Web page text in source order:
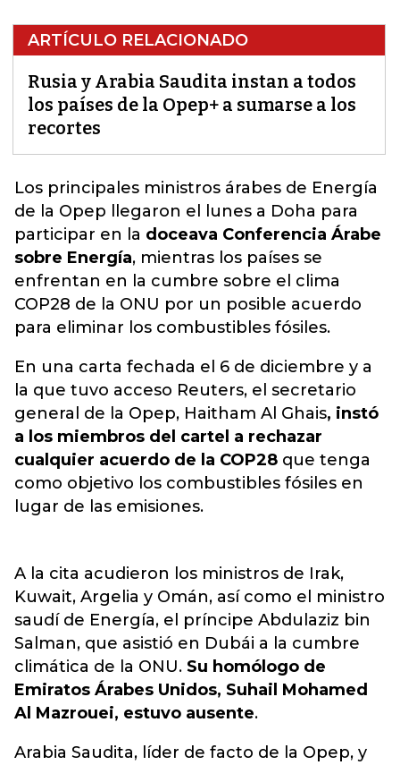
ARTÍCULO RELACIONADO
Rusia y Arabia Saudita instan a todos
los países de la Opep+ a sumarse a los
recortes
Los principales ministros árabes de Energía
de la Opep llegaron el lunes a Doha para
participar en la doceava Conferencia Árabe
sobre Energía, mientras los países se
enfrentan en la cumbre sobre el clima
COP28 de la ONU por un posible acuerdo
para eliminar los combustibles fósiles.
En una carta fechada el 6 de diciembre y a
la que tuvo acceso Reuters, el secretario
general de la Opep, Haitham Al Ghais, instó
a los miembros del cartel a rechazar
cualquier acuerdo de la COP28 que tenga
como objetivo los combustibles fósiles en
lugar de las emisiones.
A la cita acudieron los ministros de Irak,
Kuwait, Argelia y Omán, así como el ministro
saudí de Energía, el príncipe Abdulaziz bin
Salman, que asistió en Dubái a la cumbre
climática de la ONU. Su homólogo de
Emiratos Árabes Unidos, Suhail Mohamed
Al Mazrouei, estuvo ausente.
Arabia Saudita, líder de facto de la Opep, y